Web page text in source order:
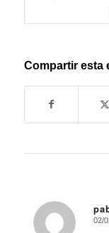
Compartir esta
02/